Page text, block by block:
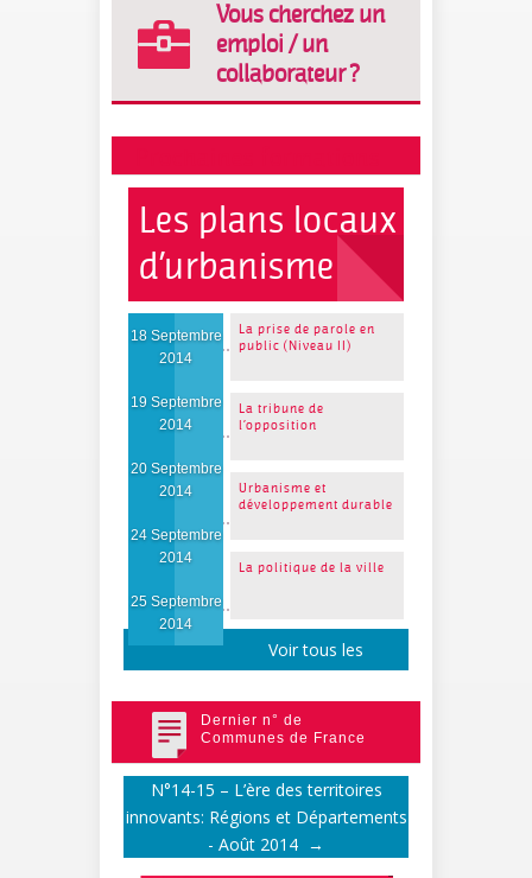
Vous cherchez un
emploi / un
collaborateur ?
Les plans locaux
d’urbanisme
18 Septembre
2014
La prise de parole en
public (Niveau II)
19 Septembre
2014
La tribune de
l’opposition
20 Septembre
2014
Urbanisme et
développement durable
24 Septembre
2014
La politique de la ville
25 Septembre
2014
Voir tous les
événements
Dernier n° de
Communes de France
N°14-15 – L’ère des territoires
innovants: Régions et Départements
- Août 2014 →